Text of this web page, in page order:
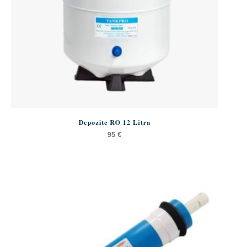
Depozite RO 12 Litra
95 €